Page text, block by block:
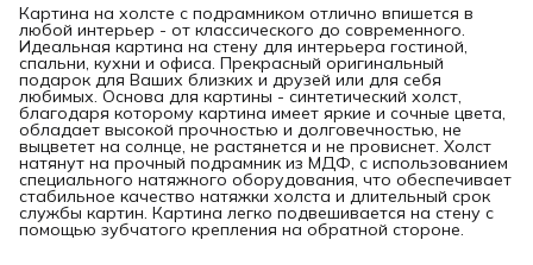
Картина на холсте с подрамником отлично впишется в
любой интерьер - от классического до современного.
Идеальная картина на стену для интерьера гостиной,
спальни, кухни и офиса. Прекрасный оригинальный
подарок для Ваших близких и друзей или для себя
любимых. Основа для картины - синтетический холст,
благодаря которому картина имеет яркие и сочные цвета,
обладает высокой прочностью и долговечностью, не
выцветет на солнце, не растянется и не провиснет. Холст
натянут на прочный подрамник из МДФ, с использованием
специального натяжного оборудования, что обеспечивает
стабильное качество натяжки холста и длительный срок
службы картин. Картина легко подвешивается на стену с
помощью зубчатого крепления на обратной стороне.